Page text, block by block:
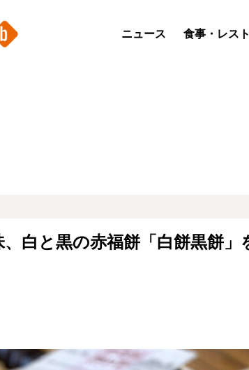
ニュース 食事・レス
白と黒の赤福餅「白餅黒餅」